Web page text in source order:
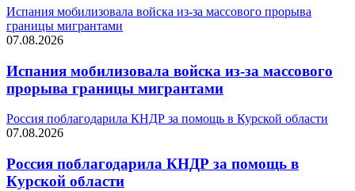
Испания мобилизовала войска из-за массового прорыва
границы мигрантами
07.08.2026
Испания мобилизовала войска из-за массового
прорыва границы мигрантами
Россия поблагодарила КНДР за помощь в Курской области
07.08.2026
Россия поблагодарила КНДР за помощь в
Курской области